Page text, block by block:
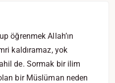
öğrenmek Allah’ın
kaldıramaz, yok
de. Sormak bir ilim
bir Müslüman neden